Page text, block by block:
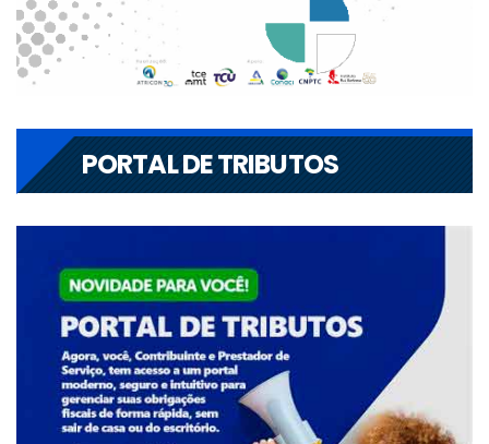
PORTAL DE TRIBUTOS